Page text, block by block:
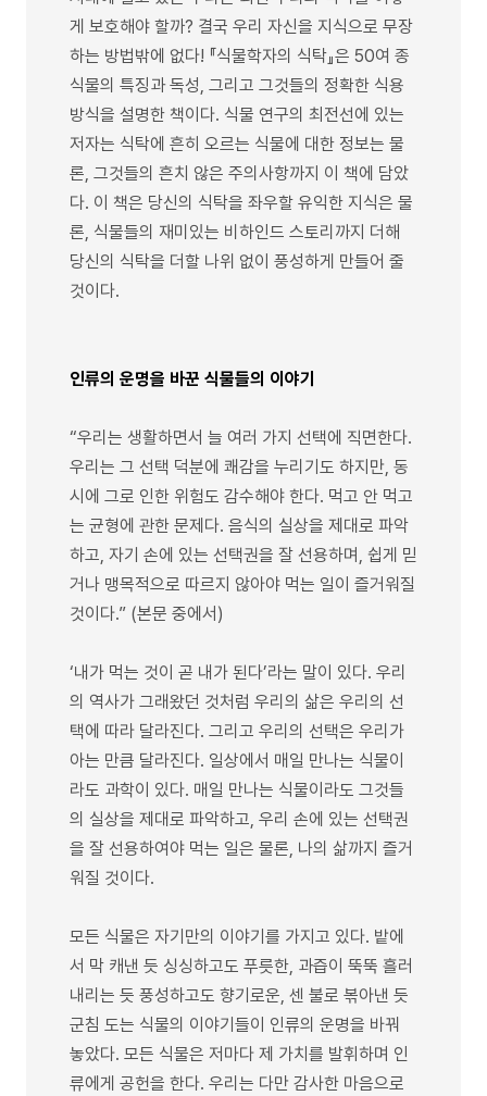
게 보호해야 할까? 결국 우리 자신을 지식으로 무장
하는 방법밖에 없다! 『식물학자의 식탁』은 50여 종
식물의 특징과 독성, 그리고 그것들의 정확한 식용
방식을 설명한 책이다. 식물 연구의 최전선에 있는
저자는 식탁에 흔히 오르는 식물에 대한 정보는 물
론, 그것들의 흔치 않은 주의사항까지 이 책에 담았
다. 이 책은 당신의 식탁을 좌우할 유익한 지식은 물
론, 식물들의 재미있는 비하인드 스토리까지 더해
당신의 식탁을 더할 나위 없이 풍성하게 만들어 줄
것이다.
인류의 운명을 바꾼 식물들의 이야기
“우리는 생활하면서 늘 여러 가지 선택에 직면한다.
우리는 그 선택 덕분에 쾌감을 누리기도 하지만, 동
시에 그로 인한 위험도 감수해야 한다. 먹고 안 먹고
는 균형에 관한 문제다. 음식의 실상을 제대로 파악
하고, 자기 손에 있는 선택권을 잘 선용하며, 쉽게 믿
거나 맹목적으로 따르지 않아야 먹는 일이 즐거워질
것이다.” (본문 중에서)
‘내가 먹는 것이 곧 내가 된다’라는 말이 있다. 우리
의 역사가 그래왔던 것처럼 우리의 삶은 우리의 선
택에 따라 달라진다. 그리고 우리의 선택은 우리가
아는 만큼 달라진다. 일상에서 매일 만나는 식물이
라도 과학이 있다. 매일 만나는 식물이라도 그것들
의 실상을 제대로 파악하고, 우리 손에 있는 선택권
을 잘 선용하여야 먹는 일은 물론, 나의 삶까지 즐거
워질 것이다.
모든 식물은 자기만의 이야기를 가지고 있다. 밭에
서 막 캐낸 듯 싱싱하고도 푸릇한, 과즙이 뚝뚝 흘러
내리는 듯 풍성하고도 향기로운, 센 불로 볶아낸 듯
군침 도는 식물의 이야기들이 인류의 운명을 바꿔
놓았다. 모든 식물은 저마다 제 가치를 발휘하며 인
류에게 공헌을 한다. 우리는 다만 감사한 마음으로